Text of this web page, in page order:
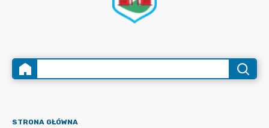
STRONA GŁÓWNA